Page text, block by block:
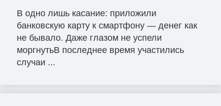
В одно лишь касание: приложили
банковскую карту к смартфону — денег как
не бывало. Даже глазом не успели
моргнутьВ последнее время участились
случаи ...